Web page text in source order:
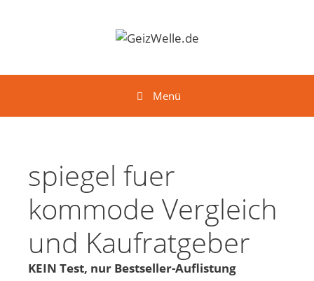
Menü
spiegel fuer
kommode Vergleich
und Kaufratgeber
KEIN Test, nur Bestseller-Auflistung